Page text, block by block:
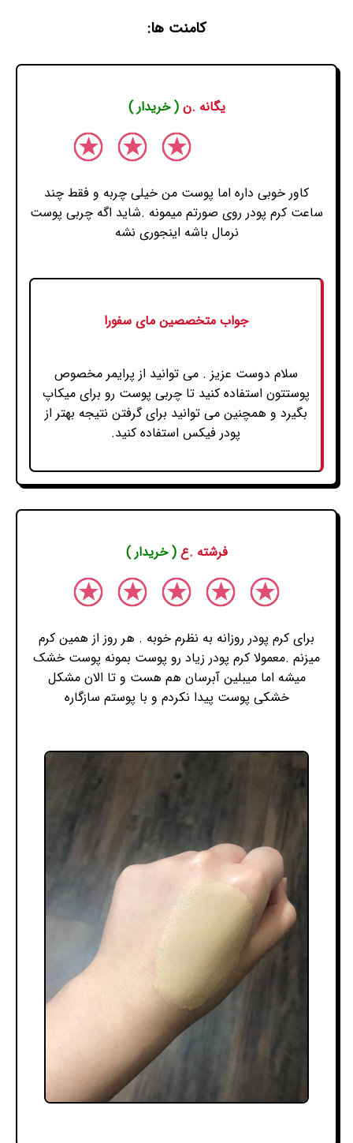
کامنت ها:
یگانه .ن( خریدار )
کاور خوبی داره اما پوست من خیلی چربه و فقط چند
ساعت کرم پودر روی صورتم میمونه .شاید اگه چربی پوست
نرمال باشه اینجوری نشه
جواب متخصصین مای سفورا
سلام دوست عزیز . می توانید از پرایمر مخصوص
پوستتون استفاده کنید تا چربی پوست رو برای میکاپ
بگیرد و همچنین می توانید برای گرفتن نتیجه بهتر از
پودر فیکس استفاده کنید.
فرشته .ع( خریدار )
برای کرم پودر روزانه به نظرم خوبه . هر روز از همین کرم
میزنم .معمولا کرم پودر زیاد رو پوست بمونه پوست خشک
میشه اما میبلین آبرسان هم هست و تا الان مشکل
خشکی پوست پیدا نکردم و با پوستم سازگاره